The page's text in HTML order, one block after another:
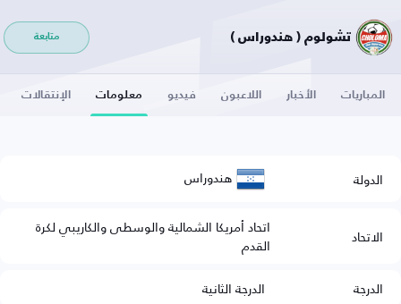
تشولوم ( هندوراس ) متابعة
المباريات الأخبار اللاعبون فيديو معلومات الإنتقالات
الدولة هندوراس
الاتحاد اتحاد أمريكا الشمالية والوسطى والكاريبي لكرة
القدم
الدرجة
الدرجة الثانية